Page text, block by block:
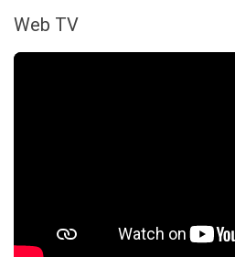
Web TV